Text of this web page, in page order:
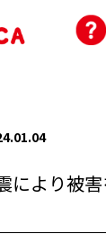
により被